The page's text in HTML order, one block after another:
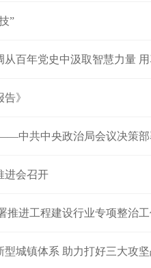
”
史中汲取智慧力量 用习近平新时
》
中共中央政治局会议决策
进会召开
推进工程建设行业专项整治
城镇体系 助力打好三大攻